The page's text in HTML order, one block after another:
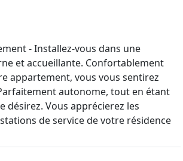
- Installez-vous dans une
et accueillante. Confortablement
appartement, vous vous sentirez
autonome, tout en étant
désirez. Vous apprécierez les
de service de votre résidence